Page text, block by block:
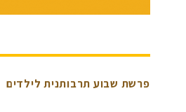
פרשת שבוע תרבותנית לילדים